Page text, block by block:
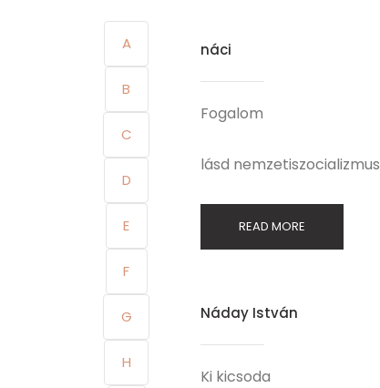
A
B
C
D
E
F
G
H
náci
Fogalom
lásd nemzetiszocializmus
READ MORE
Náday István
Ki kicsoda